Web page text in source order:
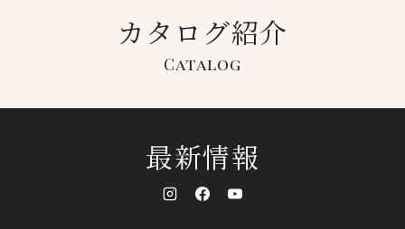
カタログ紹介
Catalog
最新情報